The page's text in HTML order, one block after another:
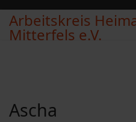
Arbeitskreis
Mitterfels e.V.
Ascha